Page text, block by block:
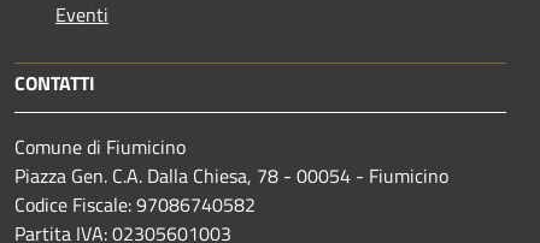
Eventi
CONTATTI
Comune di Fiumicino
Piazza Gen. C.A. Dalla Chiesa, 78 - 00054 - Fiumicino
Codice Fiscale: 97086740582
Partita IVA: 02305601003